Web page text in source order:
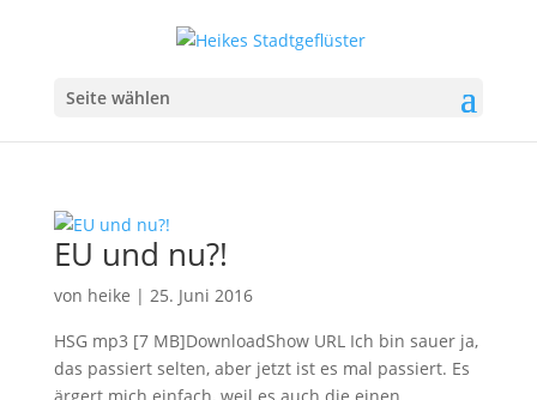
Seite wählen
EU und nu?!
von heike | 25. Juni 2016
HSG mp3 [7 MB]DownloadShow URL Ich bin sauer ja,
das passiert selten, aber jetzt ist es mal passiert. Es